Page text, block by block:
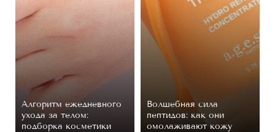
Алгоритм ежедневного
ухода за телом:
подборка косметики
Волшебная сила
пептидов: как они
омолаживают кожу